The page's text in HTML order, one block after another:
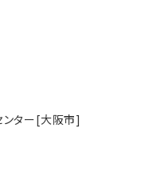
ンター[大阪市]